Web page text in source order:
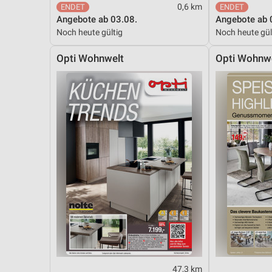
0,6 km
Angebote ab 03.08.
Noch heute gültig
Angebote ab
Noch heute
Opti Wohnwelt
47,3 km
Opti